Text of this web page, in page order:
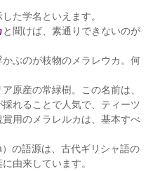
た学名といえます。
と聞けば、素通りできないのが
ぶのが枝物のメラレウカ。何
原産の常緑樹。この名前は、
れることで人気で、ティーツ
用のメラレルカは、基本すべ
の語源は、古代ギリシャ語の
由来しています。